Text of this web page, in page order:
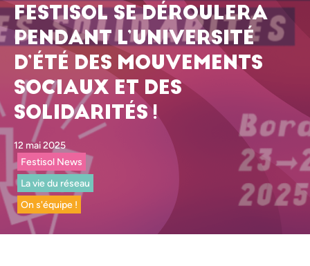
FESTISOL SE DÉROULERA
PENDANT L’UNIVERSITÉ
D’ÉTÉ DES MOUVEMENTS
SOCIAUX ET DES
SOLIDARITÉS !
12 mai 2025
Festisol News
La vie du réseau
On s'équipe !